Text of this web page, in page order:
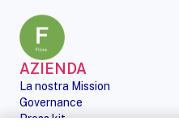
AZIENDA
La nostra Mission
Governance
Press kit